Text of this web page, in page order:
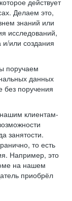
действует
Делаем это,
знаний или
исследований,
или создания
поручаем
данных
поручения
клиентам-
занятости.
то есть
Например, это
на нашем
приобрёл